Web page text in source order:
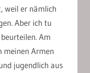
weil er nämlich
Aber ich tu
Am
Armen
jugendlich aus